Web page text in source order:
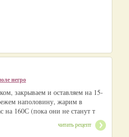
негро
закрываем и оставляем на 15-
наполовину, жарим в
на 160С (пока они не станут т
читать рецепт